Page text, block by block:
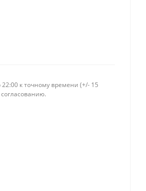
к точному времени (+/- 15